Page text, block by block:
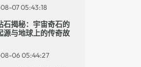
07 05:43:18
石揭秘：宇宙奇石的
源与地球上的传奇故
06 05:44:27